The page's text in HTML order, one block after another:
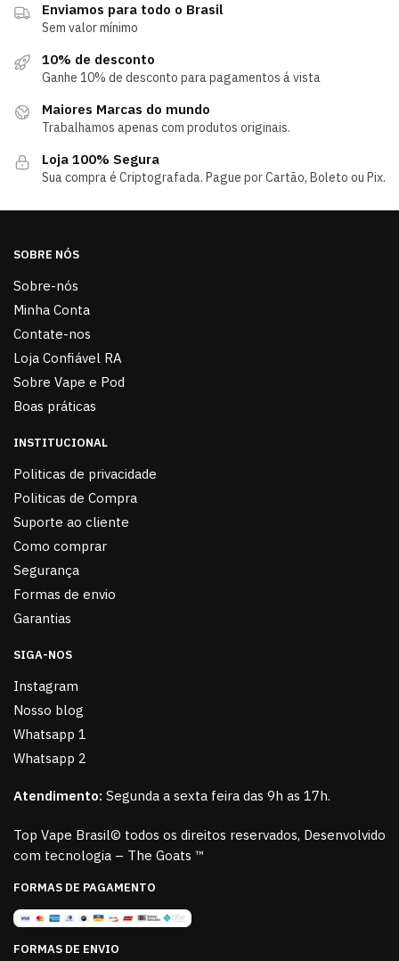
Enviamos para todo o Brasil
Sem valor mínimo
10% de desconto
Ganhe 10% de desconto para pagamentos á vista
Maiores Marcas do mundo
Trabalhamos apenas com produtos originais.
Loja 100% Segura
Sua compra é Criptografada. Pague por Cartão, Boleto ou Pix.
SOBRE NÓS
Sobre-nós
Minha Conta
Contate-nos
Loja Confiável RA
Sobre Vape e Pod
Boas práticas
INSTITUCIONAL
Politicas de privacidade
Politicas de Compra
Suporte ao cliente
Como comprar
Segurança
Formas de envio
Garantias
SIGA-NOS
Instagram
Nosso blog
Whatsapp 1
Whatsapp 2
Atendimento: Segunda a sexta feira das 9h as 17h.
Top Vape Brasil© todos os direitos reservados, Desenvolvido
com tecnologia – The Goats ™
FORMAS DE PAGAMENTO
FORMAS DE ENVIO